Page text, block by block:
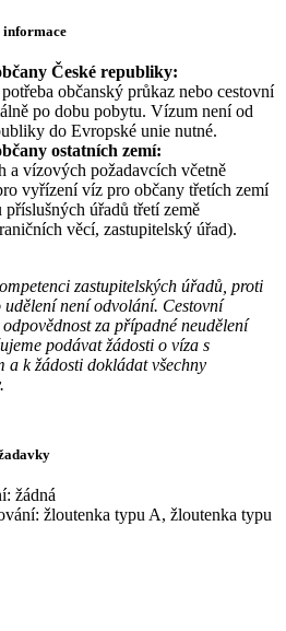
informace
České republiky:
občanský průkaz nebo cestovní
po dobu pobytu. Vízum není od
do Evropské unie nutné.
ostatních zemí:
a vízových požadavcích včetně
vyřízení víz pro občany třetích zemí
úřadů třetí země
věcí, zastupitelský úřad).
zastupitelských úřadů, proti
není odvolání. Cestovní
za případné neudělení
podávat žádosti o víza s
a k žádosti dokládat všechny
žádná
žloutenka typu A, žloutenka typu